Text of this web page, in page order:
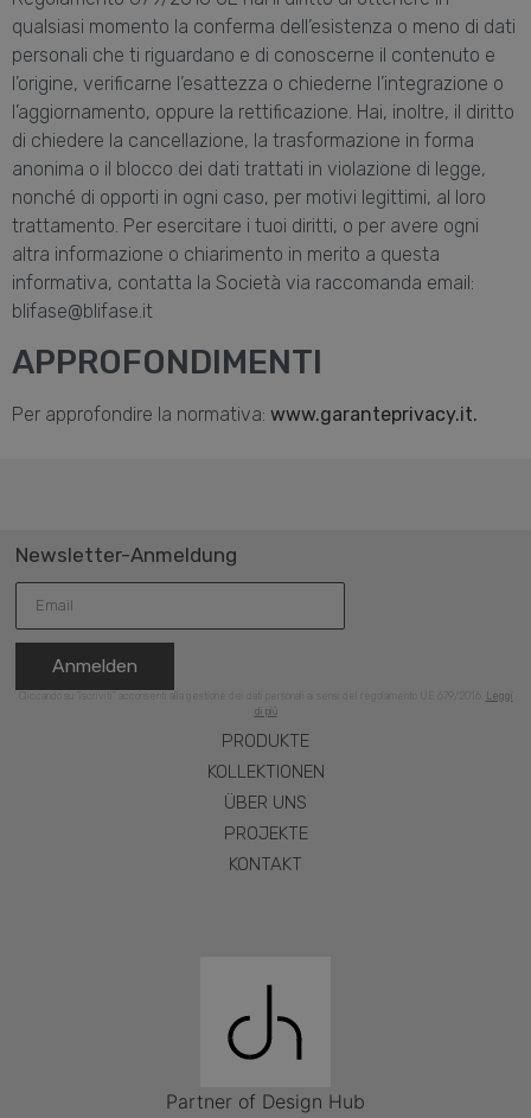
qualsiasi momento la conferma dell’esistenza o meno di dati
personali che ti riguardano e di conoscerne il contenuto e
l’origine, verificarne l’esattezza o chiederne l’integrazione o
l’aggiornamento, oppure la rettificazione. Hai, inoltre, il diritto
di chiedere la cancellazione, la trasformazione in forma
anonima o il blocco dei dati trattati in violazione di legge,
nonché di opporti in ogni caso, per motivi legittimi, al loro
trattamento. Per esercitare i tuoi diritti, o per avere ogni
altra informazione o chiarimento in merito a questa
informativa, contatta la Società via raccomanda email:
blifase@blifase.it
APPROFONDIMENTI
Per approfondire la normativa: www.garanteprivacy.it.
PRODUKTE
KOLLEKTIONEN
ÜBER UNS
PROJEKTE
KONTAKT
Partner of Design Hub
Newsletter-Anmeldung
Anmelden
Leggi
di più